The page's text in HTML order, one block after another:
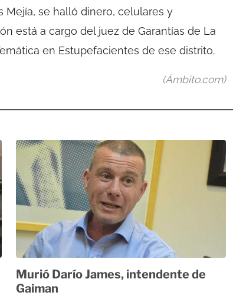
Mejía, se halló dinero, celulares y
está a cargo del juez de Garantías de La
en Estupefacientes de ese distrito.
(Ámbito.com)
Murió Darío James, intendente de
Gaiman